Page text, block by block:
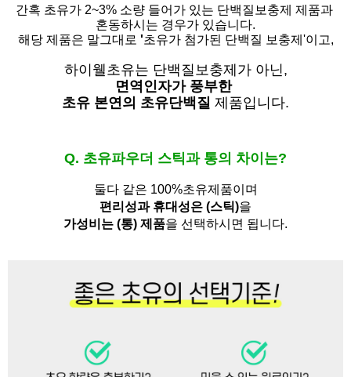
간혹 초유가 2~3% 소량 들어가 있는 단백질보충제 제품과
혼동하시는 경우가 있습니다.
해당 제품은 말그대로 '초유가 첨가된 단백질 보충제'이고,
하이웰초유는 단백질보충제가 아닌,
면역인자가 풍부한
초유 본연의 초유단백질 제품입니다.
Q. 초유파우더 스틱과 통의 차이는?
둘다 같은 100%초유제품이며
편리성과 휴대성은 (스틱)을
가성비는 (통) 제품을 선택하시면 됩니다.